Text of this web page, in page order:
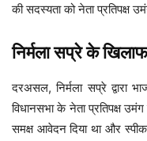
की सदस्यता को नेता प्रतिपक्ष
निर्मला सप्रे के
दरअसल, निर्मला सप्रे द्वारा
विधानसभा के नेता प्रतिपक्ष
समक्ष आवेदन दिया था और